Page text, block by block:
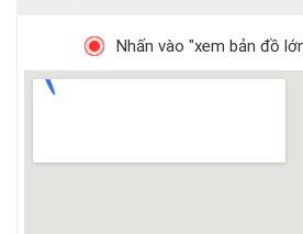
Nhấn vào "xem bản đồ